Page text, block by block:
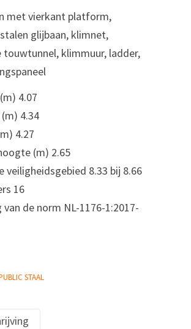
met vierkant platform,
glijbaan, klimnet,
touwtunnel, klimmuur, ladder,
4.07
4.34
4.27
(m)‎ 2.65
veiligheidsgebied‎ 8.33 bij 8.66
16
van de norm‎ ‎NL-1176-1:2017-
STAAL